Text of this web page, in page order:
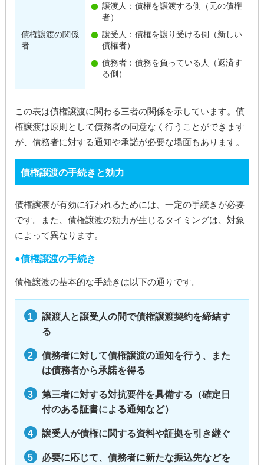
債権譲渡の関係
者
譲渡人：債権を譲渡する側（元の債権
者）
譲受人：債権を譲り受ける側（新しい
債権者）
債務者：債務を負っている人（返済す
る側）
この表は債権譲渡に関わる三者の関係を示しています。債
権譲渡は原則として債務者の同意なく行うことができます
が、債務者に対する通知や承諾が必要な場面もあります。
債権譲渡の手続きと効力
債権譲渡が有効に行われるためには、一定の手続きが必要
です。また、債権譲渡の効力が生じるタイミングは、対象
によって異なります。
債権譲渡の手続き
債権譲渡の基本的な手続きは以下の通りです。
譲渡人と譲受人の間で債権譲渡契約を締結す
る
債務者に対して債権譲渡の通知を行う、また
は債務者から承諾を得る
第三者に対する対抗要件を具備する（確定日
付のある証書による通知など）
譲受人が債権に関する資料や証拠を引き継ぐ
必要に応じて、債務者に新たな振込先などを